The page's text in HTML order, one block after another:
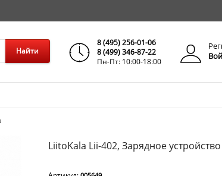
Найти
8 (495) 256-01-06
8 (499) 346-87-22
Пн-Пт: 10:00-18:00
LiitoKala Lii-402, Зарядное